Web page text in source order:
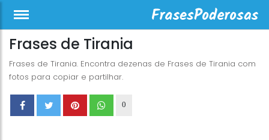
Frases de Tirania
Frases de Tirania. Encontra dezenas de Frases de Tirania com
fotos para copiar e partilhar.
0